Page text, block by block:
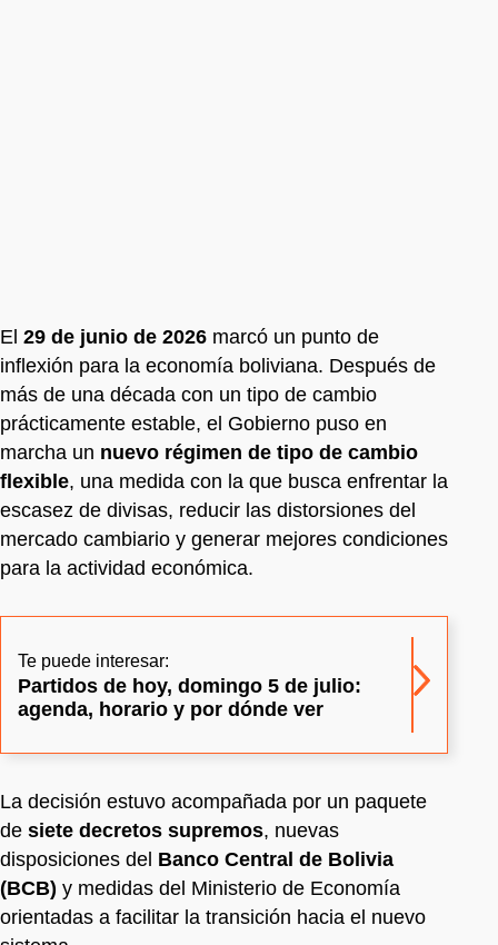
El 29 de junio de 2026 marcó un punto de
inflexión para la economía boliviana. Después de
más de una década con un tipo de cambio
prácticamente estable, el Gobierno puso en
marcha un nuevo régimen de tipo de cambio
flexible, una medida con la que busca enfrentar la
escasez de divisas, reducir las distorsiones del
mercado cambiario y generar mejores condiciones
para la actividad económica.
Te puede interesar:
Partidos de hoy, domingo 5 de julio:
agenda, horario y por dónde ver
La decisión estuvo acompañada por un paquete
de siete decretos supremos, nuevas
disposiciones del Banco Central de Bolivia
(BCB) y medidas del Ministerio de Economía
orientadas a facilitar la transición hacia el nuevo